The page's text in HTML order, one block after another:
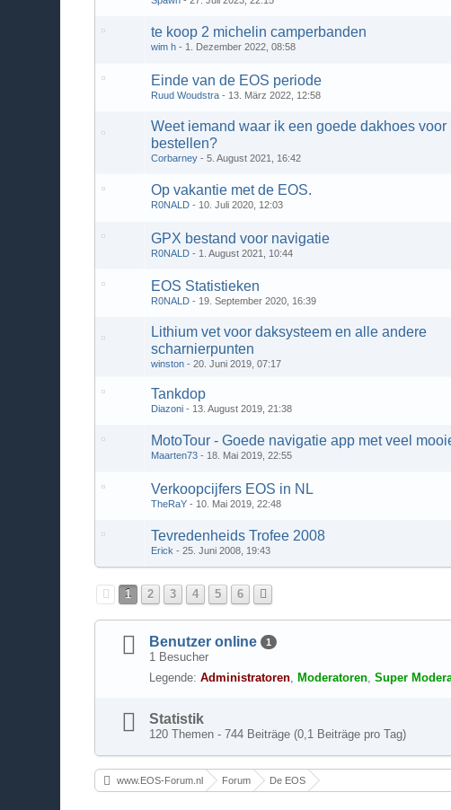
te koop 2 michelin camperbanden
wim h 1. Dezember 2022, 08:58
Einde van de EOS periode
Ruud Woudstra 13. März 2022, 12:58
Weet iemand waar ik een goede dakhoes voor
bestellen?
Corbarney 5. August 2021, 16:42
Op vakantie met de EOS.
R0NALD 10. Juli 2020, 12:03
GPX bestand voor navigatie
R0NALD 1. August 2021, 10:44
EOS Statistieken
R0NALD 19. September 2020, 16:39
Lithium vet voor daksysteem en alle andere
scharnierpunten
winston 20. Juni 2019, 07:17
Tankdop
Diazoni 13. August 2019, 21:38
MotoTour - Goede navigatie app met veel
Maarten73 18. Mai 2019, 22:55
Verkoopcijfers EOS in NL
TheRaY 10. Mai 2019, 22:48
Tevredenheids Trofee 2008
Erick 25. Juni 2008, 19:43
1 2 3 4 5 6
Benutzer online 1
1 Besucher
Legende: Administratoren Moderatoren Super
Statistik
120 Themen - 744 Beiträge (0,1 Beiträge pro Tag)
www.EOS-Forum.nl Forum De EOS